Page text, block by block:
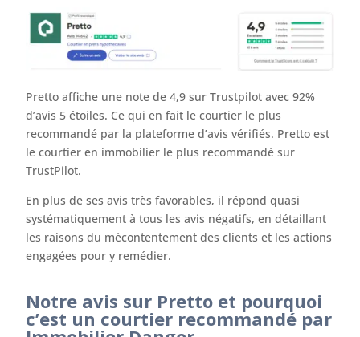
Pretto affiche une note de 4,9 sur Trustpilot avec 92%
d’avis 5 étoiles. Ce qui en fait le courtier le plus
recommandé par la plateforme d’avis vérifiés. Pretto est
le courtier en immobilier le plus recommandé sur
TrustPilot.
En plus de ses avis très favorables, il répond quasi
systématiquement à tous les avis négatifs, en détaillant
les raisons du mécontentement des clients et les actions
engagées pour y remédier.
Notre avis sur Pretto et pourquoi
c’est un courtier recommandé par